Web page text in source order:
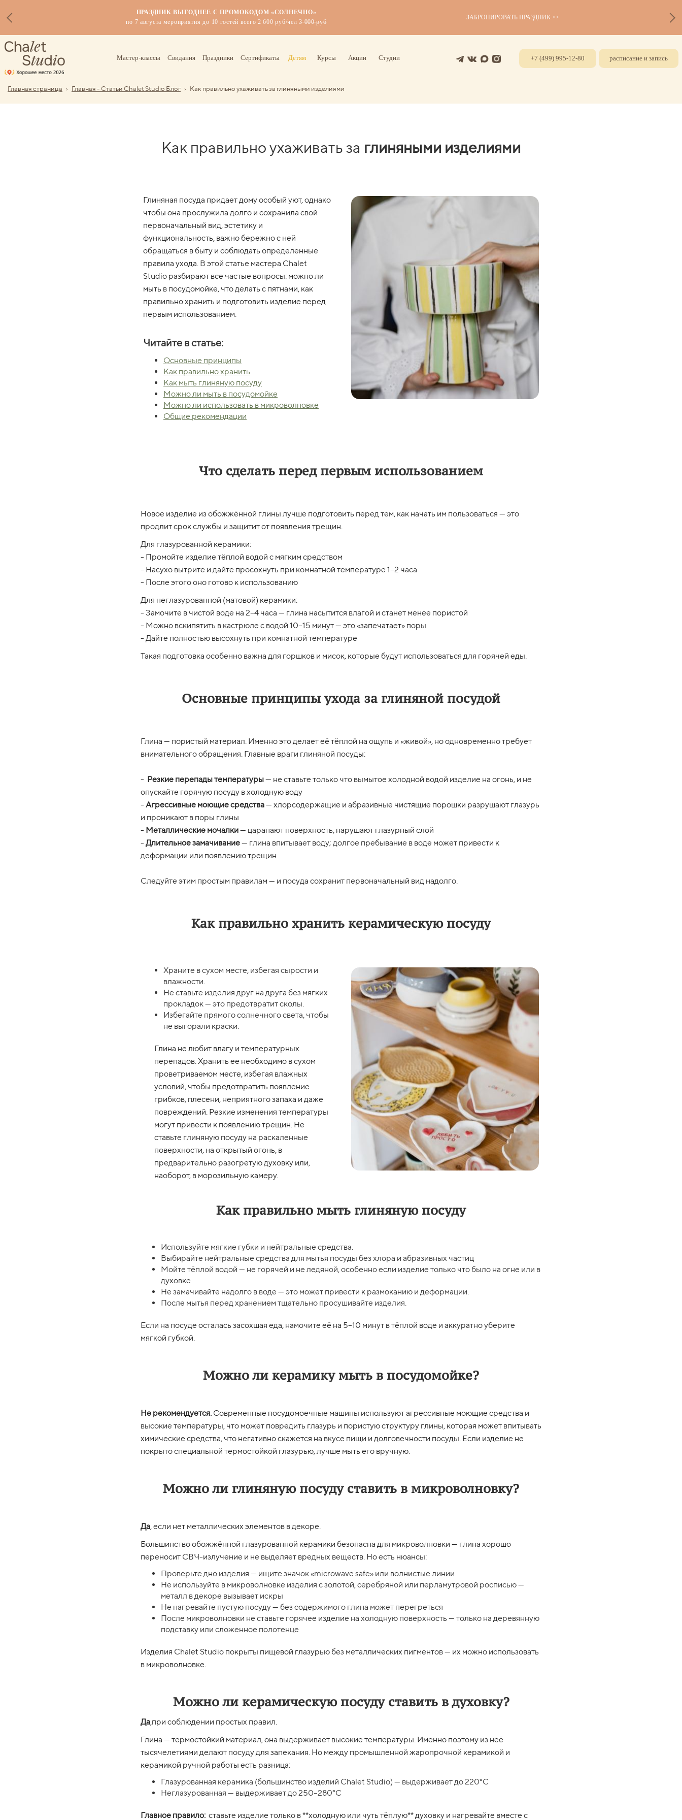
ПРАЗДНИК ВЫГОДНЕЕ С ПРОМОКОДОМ«СОЛНЕЧНО»
по 7 августа мероприятия до 10 гостей всего 2 600 руб/чел3 000 руб
ЗАБРОНИРОВАТЬ ПРАЗДНИК >>
Мастер-классы Свидания Праздники Сертификаты Детям Курсы Акции Студии +7 (499) 995-12-80 расписание и запись
Главная страница › Главная - Статьи Chalet Studio Блог › Как правильно ухаживать за глиняными изделиями
Как правильно ухаживать за глиняными изделиями
Глиняная посуда придает дому особый уют, однако
чтобы она прослужила долго и сохранила свой
первоначальный вид, эстетику и
функциональность, важно бережно с ней
обращаться в быту и соблюдать определенные
правила ухода. В этой статье мастера Chalet
Studio разбирают все частые вопросы: можно ли
мыть в посудомойке, что делать с пятнами, как
правильно хранить и подготовить изделие перед
первым использованием.
Читайте в статье:
Основные принципы
Как правильно хранить
Как мыть глиняную посуду
Можно ли мыть в посудомойке
Можно ли использовать в микроволновке
Общие рекомендации
Что сделать перед первым использованием
Новое изделие из обожжённой глины лучше подготовить перед тем, как начать им пользоваться — это
продлит срок службы и защитит от появления трещин.
Для глазурованной керамики:
- Промойте изделие тёплой водой с мягким средством
- Насухо вытрите и дайте просохнуть при комнатной температуре 1–2 часа
- После этого оно готово к использованию
Для неглазурованной (матовой) керамики:
- Замочите в чистой воде на 2–4 часа — глина насытится влагой и станет менее пористой
- Можно вскипятить в кастрюле с водой 10–15 минут — это «запечатает» поры
- Дайте полностью высохнуть при комнатной температуре
Такая подготовка особенно важна для горшков и мисок, которые будут использоваться для горячей еды.
Основные принципы ухода за глиняной посудой
Глина — пористый материал. Именно это делает её тёплой на ощупь и «живой», но одновременно требует
внимательного обращения. Главные враги глиняной посуды:
- Резкие перепады температуры— не ставьте только что вымытое холодной водой изделие на огонь, и не
опускайте горячую посуду в холодную воду
- Агрессивные моющие средства— хлорсодержащие и абразивные чистящие порошки разрушают глазурь
и проникают в поры глины
- Металлические мочалки— царапают поверхность, нарушают глазурный слой
- Длительное замачивание— глина впитывает воду; долгое пребывание в воде может привести к
деформации или появлению трещин
Следуйте этим простым правилам — и посуда сохранит первоначальный вид надолго.
Как правильно хранить керамическую посуду
Храните в сухом месте, избегая сырости и
влажности.
Не ставьте изделия друг на друга без мягких
прокладок — это предотвратит сколы.
Избегайте прямого солнечного света, чтобы
не выгорали краски.
Глина не любит влагу и температурных
перепадов. Хранить ее необходимо в сухом
проветриваемом месте, избегая влажных
условий, чтобы предотвратить появление
грибков, плесени, неприятного запаха и даже
повреждений. Резкие изменения температуры
могут привести к появлению трещин. Не
ставьте глиняную посуду на раскаленные
поверхности, на открытый огонь, в
предварительно разогретую духовку или,
наоборот, в морозильную камеру.
Как правильно мыть глиняную посуду
Используйте мягкие губки и нейтральные средства.
Выбирайте нейтральные средства для мытья посуды без хлора и абразивных частиц
Мойте тёплой водой — не горячей и не ледяной, особенно если изделие только что было на огне или в
духовке
Не замачивайте надолго в воде — это может привести к размоканию и деформации.
После мытья перед хранением тщательно просушивайте изделия.
Если на посуде осталась засохшая еда, намочите её на 5–10 минут в тёплой воде и аккуратно уберите
мягкой губкой.
Можно ли керамику мыть в посудомойке?
Не рекомендуется. Современные посудомоечные машины используют агрессивные моющие средства и
высокие температуры, что может повредить глазурь и пористую структуру глины, которая может впитывать
химические средства, что негативно скажется на вкусе пищи и долговечности посуды. Если изделие не
покрыто специальной термостойкой глазурью, лучше мыть его вручную.
Можно ли глиняную посуду ставить в микроволновку?
Да, если нет металлических элементов в декоре.
Большинство обожжённой глазурованной керамики безопасна для микроволновки — глина хорошо
переносит СВЧ-излучение и не выделяет вредных веществ. Но есть нюансы:
Проверьте дно изделия — ищите значок «microwave safe» или волнистые линии
Не используйте в микроволновке изделия с золотой, серебряной или перламутровой росписью —
металл в декоре вызывает искры
Не нагревайте пустую посуду — без содержимого глина может перегреться
После микроволновки не ставьте горячее изделие на холодную поверхность — только на деревянную
подставку или сложенное полотенце
Изделия Chalet Studio покрыты пищевой глазурью без металлических пигментов — их можно использовать
в микроволновке.
Можно ли керамическую посуду ставить в духовку?
Да,при соблюдении простых правил.
Глина — термостойкий материал, она выдерживает высокие температуры. Именно поэтому из неё
тысячелетиями делают посуду для запекания. Но между промышленной жаропрочной керамикой и
керамикой ручной работы есть разница:
Глазурованная керамика (большинство изделий Chalet Studio) — выдерживает до 220°C
Неглазурованная — выдерживает до 250–280°C
Главное правило: ставьте изделие только в **холодную или чуть тёплую** духовку и нагревайте вместе с